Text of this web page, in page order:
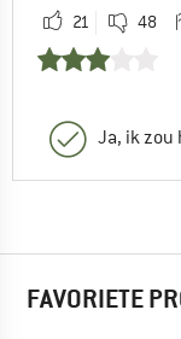
21 48
Ja, ik zou
FAVORIETE